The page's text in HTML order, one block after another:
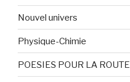
Nouvel univers
Physique-Chimie
POESIES POUR LA ROUTE